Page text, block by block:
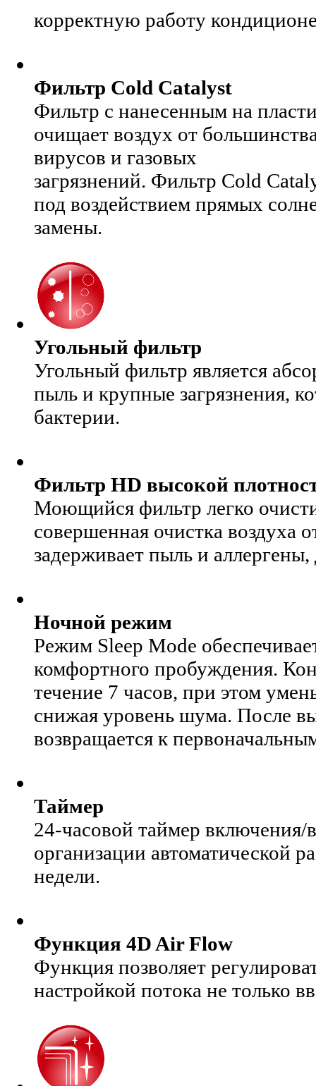
корректную работу
Фильтр Cold Catalyst
Фильтр с нанесенным на
очищает воздух от
вирусов и газовых
загрязнений. Фильтр Cold
под воздействием прямых
замены.
Угольный фильтр
Угольный фильтр является
пыль и крупные загрязнения,
бактерии.
Фильтр HD высокой
Моющийся фильтр легко
совершенная очистка воздуха
задерживает пыль и
Ночной режим
Режим Sleep Mode
комфортного пробуждения.
течение 7 часов, при этом
снижая уровень шума. После
возвращается к
Таймер
24-часовой таймер
организации автоматической
недели.
Функция 4D Air Flow
Функция позволяет
настройкой потока не только